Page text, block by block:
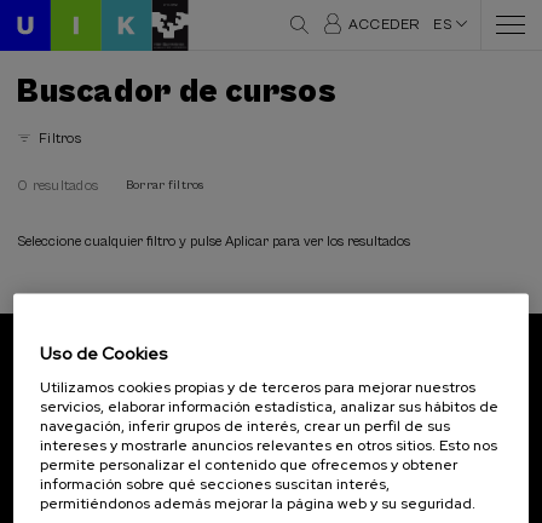
ACCEDER ES
Buscador de cursos
Filtros
0 resultados Borrar filtros
Seleccione cualquier filtro y pulse Aplicar para ver los resultados
Inscríbete para ser el primero/a en recibir las
novedades de UIK.
Suscribirse
Uso de Cookies
Utilizamos cookies propias y de terceros para mejorar nuestros
servicios, elaborar información estadística, analizar sus hábitos de
navegación, inferir grupos de interés, crear un perfil de sus
intereses y mostrarle anuncios relevantes en otros sitios. Esto nos
permite personalizar el contenido que ofrecemos y obtener
información sobre qué secciones suscitan interés,
permitiéndonos además mejorar la página web y su seguridad.